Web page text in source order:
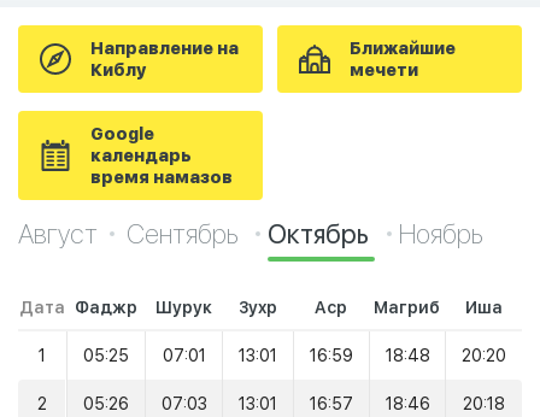
Направление на
Киблу
Ближайшие
мечети
Google
календарь
время намазов
Август Сентябрь Октябрь Ноябрь
Дата Фаджр Шурук Зухр Аср Магриб Иша
1 05:25 07:01 13:01 16:59 18:48 20:20
2 05:26 07:03 13:01 16:57 18:46 20:18